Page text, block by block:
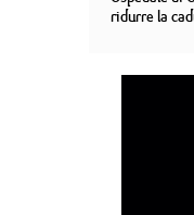
ridurre la